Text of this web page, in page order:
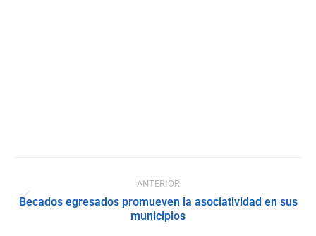
entre
publicaciones
ANTERIOR
Publicación
anterior:
Becados egresados promueven la asociatividad en sus
municipios